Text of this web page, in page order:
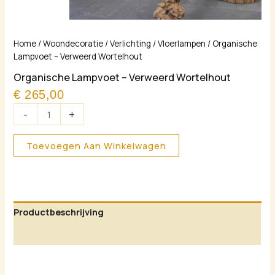
Home /Woondecoratie /Verlichting /Vloerlampen / Organische
Lampvoet – Verweerd Wortelhout
Organische Lampvoet – Verweerd Wortelhout
€ 265,00
-
Organische
Lampvoet
Verweerd
Wortelhout
aantal
+
Toevoegen Aan Winkelwagen
Productbeschrijving